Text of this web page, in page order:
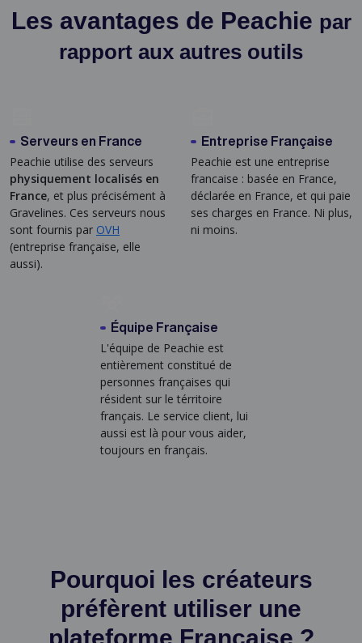
Les avantages de Peachie par
rapport aux autres outils
Serveurs en France
Peachie utilise des serveurs
physiquement localisés en
France, et plus précisément à
Gravelines. Ces serveurs nous
sont fournis par OVH
(entreprise française, elle
aussi).
Entreprise Française
Peachie est une entreprise
francaise : basée en France,
déclarée en France, et qui paie
ses charges en France. Ni plus,
ni moins.
Équipe Française
L'équipe de Peachie est
entièrement constitué de
personnes françaises qui
résident sur le térritoire
français. Le service client, lui
aussi est là pour vous aider,
toujours en français.
Pourquoi les créateurs
préfèrent utiliser une